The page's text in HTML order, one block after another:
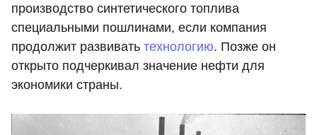
производство синтетического топлива
специальными пошлинами, если компания
продолжит развивать технологию. Позже он
открыто подчеркивал значение нефти для
экономики страны.